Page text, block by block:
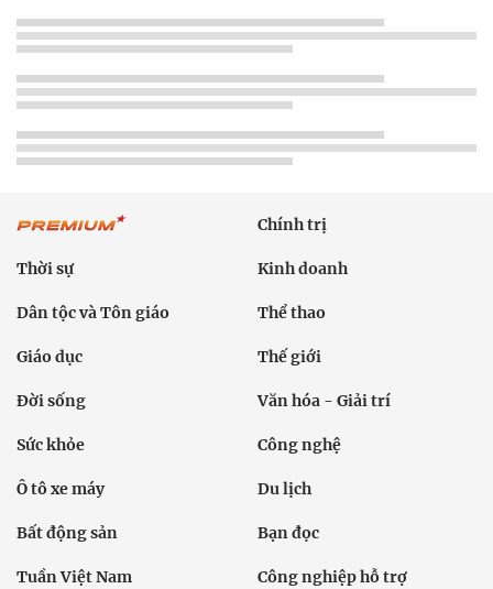
Chính trị
Thời sự Kinh doanh
Dân tộc và Tôn giáo Thể thao
Giáo dục Thế giới
Đời sống Văn hóa - Giải trí
Sức khỏe Công nghệ
Ô tô xe máy Du lịch
Bất động sản Bạn đọc
Tuần Việt Nam Công nghiệp hỗ trợ